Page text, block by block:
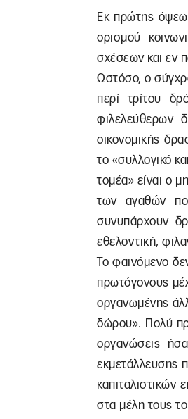
Εκ πρώτης
ορισμού
σχέσεων και εν
Ωστόσο, ο
περί τρίτου
φιλελεύθερων
οικονομικής
το «συλλογικό
τομέα» είναι ο
των αγαθών
συνυπάρχουν
εθελοντική,
Το φαινόμενο
πρωτόγονους
οργανωμένης
δώρου». Πολύ
οργανώσεις
εκμετάλλευσης
καπιταλιστικών
στα μέλη τους